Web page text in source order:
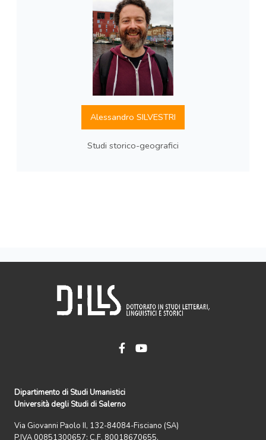
Alessandro SILVESTRI
Studi storico-geografici
Dipartimento di Studi Umanistici
Università degli Studi di Salerno
Via Giovanni Paolo II, 132-84084-Fisciano (SA)
P.IVA 00851300657; C.F. 80018670655.